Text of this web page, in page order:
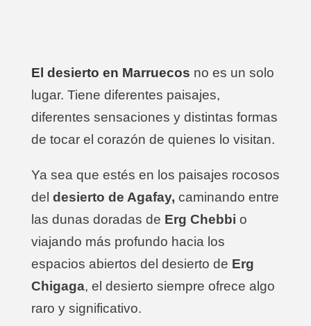
El desierto en Marruecos no es un solo
lugar. Tiene diferentes paisajes,
diferentes sensaciones y distintas formas
de tocar el corazón de quienes lo visitan.
Ya sea que estés en los paisajes rocosos
del desierto de Agafay, caminando entre
las dunas doradas de Erg Chebbi o
viajando más profundo hacia los
espacios abiertos del desierto de Erg
Chigaga, el desierto siempre ofrece algo
raro y significativo.